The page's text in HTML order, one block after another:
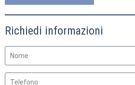
Richiedi informazioni